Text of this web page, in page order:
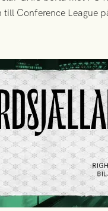
Conference League
och ledarstaben har